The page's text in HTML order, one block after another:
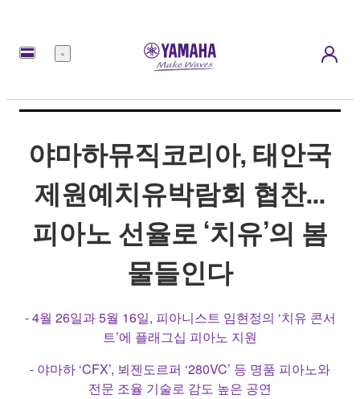
메
야마하뮤직코리아, 태안국
제원예치유박람회 협찬...
피아노 선율로 ‘치유’의 봄
물들인다
- 4월 26일과 5월 16일, 피아니스트 임현정의 ‘치유 콘서
트’에 플래그십 피아노 지원
- 야마하 ‘CFX’, 뵈젠도르퍼 ‘280VC’ 등 명품 피아노와
전문 조율 기술로 감도 높은 공연